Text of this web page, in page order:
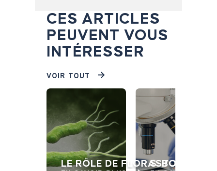
CES ARTICLES
PEUVENT VOUS
INTÉRESSER
VOIR TOUT
LE RÔLE DE FLORASTOR
S.